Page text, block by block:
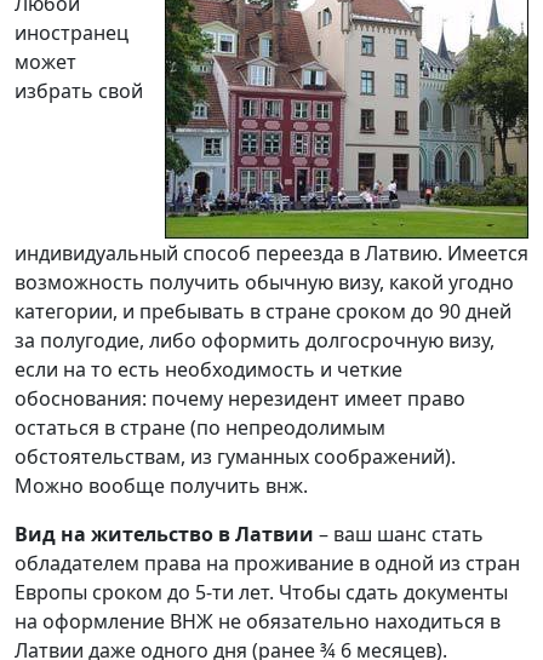
иностранец
может
избрать свой
индивидуальный способ переезда в Латвию. Имеется
возможность получить обычную визу, какой угодно
категории, и пребывать в стране сроком до 90 дней
за полугодие, либо оформить долгосрочную визу,
если на то есть необходимость и четкие
обоснования: почему нерезидент имеет право
остаться в стране (по непреодолимым
обстоятельствам, из гуманных соображений).
Можно вообще получить внж.
Вид на жительство в Латвии – ваш шанс стать
обладателем права на проживание в одной из стран
Европы сроком до 5-ти лет. Чтобы сдать документы
на оформление ВНЖ не обязательно находиться в
Латвии даже одного дня (ранее ¾ 6 месяцев).